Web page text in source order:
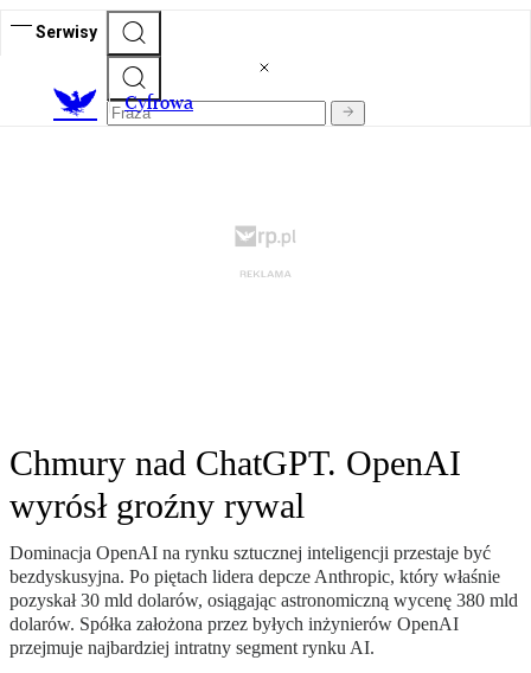
Serwisy
Cyfrowa
Chmury nad ChatGPT. OpenAI
wyrósł groźny rywal
Dominacja OpenAI na rynku sztucznej inteligencji przestaje być
bezdyskusyjna. Po piętach lidera depcze Anthropic, który właśnie
pozyskał 30 mld dolarów, osiągając astronomiczną wycenę 380 mld
dolarów. Spółka założona przez byłych inżynierów OpenAI
przejmuje najbardziej intratny segment rynku AI.